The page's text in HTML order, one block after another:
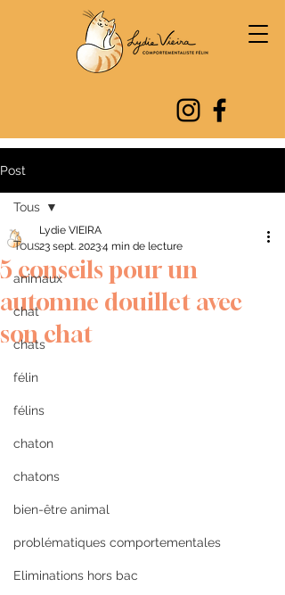
Post
Tous
animaux
chat
chats
félin
félins
chaton
chatons
bien-être animal
problématiques comportementales
Eliminations hors bac
Tous
5 conseils pour un
automne douillet avec
son chat
Lydie VIEIRA
23 sept. 20234 min de lecture